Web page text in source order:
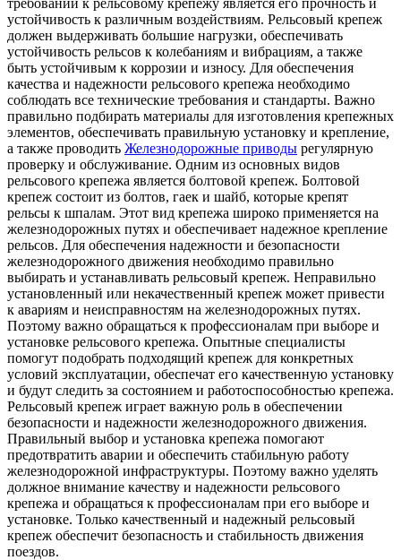
устойчивость к различным воздействиям. Рельсовый крепеж
должен выдерживать большие нагрузки, обеспечивать
устойчивость рельсов к колебаниям и вибрациям, а также
быть устойчивым к коррозии и износу. Для обеспечения
качества и надежности рельсового крепежа необходимо
соблюдать все технические требования и стандарты. Важно
правильно подбирать материалы для изготовления крепежных
элементов, обеспечивать правильную установку и крепление,
а также проводить Железнодорожные приводы регулярную
проверку и обслуживание. Одним из основных видов
рельсового крепежа является болтовой крепеж. Болтовой
крепеж состоит из болтов, гаек и шайб, которые крепят
рельсы к шпалам. Этот вид крепежа широко применяется на
железнодорожных путях и обеспечивает надежное крепление
рельсов. Для обеспечения надежности и безопасности
железнодорожного движения необходимо правильно
выбирать и устанавливать рельсовый крепеж. Неправильно
установленный или некачественный крепеж может привести
к авариям и неисправностям на железнодорожных путях.
Поэтому важно обращаться к профессионалам при выборе и
установке рельсового крепежа. Опытные специалисты
помогут подобрать подходящий крепеж для конкретных
условий эксплуатации, обеспечат его качественную установку
и будут следить за состоянием и работоспособностью крепежа.
Рельсовый крепеж играет важную роль в обеспечении
безопасности и надежности железнодорожного движения.
Правильный выбор и установка крепежа помогают
предотвратить аварии и обеспечить стабильную работу
железнодорожной инфраструктуры. Поэтому важно уделять
должное внимание качеству и надежности рельсового
крепежа и обращаться к профессионалам при его выборе и
установке. Только качественный и надежный рельсовый
крепеж обеспечит безопасность и стабильность движения
поездов.